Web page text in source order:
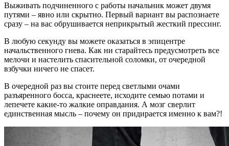
Выживать подчиненного с работы начальник может двумя
путями – явно или скрытно. Первый вариант вы распознаете
сразу – на вас обрушивается неприкрытый жесткий прессинг.
В любую секунду вы можете оказаться в эпицентре
начальственного гнева. Как ни старайтесь предусмотреть все
мелочи и настелить спасительной соломки, от очередной
взбучки ничего не спасет.
В очередной раз вы стоите перед светлыми очами
разъяренного босса, краснеете, исходите семью потами и
лепечете какие-то жалкие оправдания. А мозг сверлит
единственная мысль – почему он придирается именно к вам?!